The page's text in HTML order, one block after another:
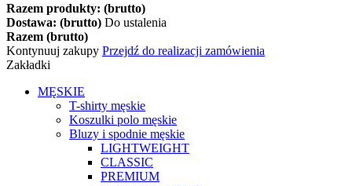
Razem produkty: (brutto)
Dostawa: (brutto) Do ustalenia
Razem (brutto)
Kontynuuj zakupy Przejdź do realizacji zamówienia
Zakładki
MĘSKIE
T-shirty męskie
Koszulki polo męskie
Bluzy i spodnie męskie
LIGHTWEIGHT
CLASSIC
PREMIUM